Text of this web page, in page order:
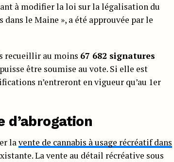
à modifier la loi sur la légalisation du
le Maine », a été approuvée par le
recueillir au moins 67 682 signatures
être soumise au vote. Si elle est
n’entreront en vigueur qu’au 1er
d’abrogation
la vente de cannabis à usage récréatif dans
La vente au détail récréative sous